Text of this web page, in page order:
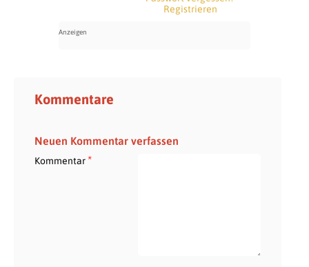
Registrieren
Kommentare
Neuen Kommentar verfassen
Kommentar*